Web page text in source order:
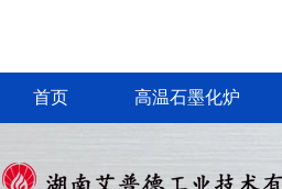
首页 高温石墨化炉